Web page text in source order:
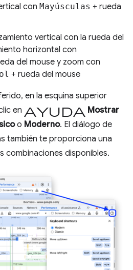
con Mayúsculas + rueda
vertical con la rueda del
horizontal con
del mouse y zoom con
+ rueda del mouse
en la esquina superior
en Ayuda Mostrar
o Moderno. El diálogo de
también te proporciona una
combinaciones disponibles.